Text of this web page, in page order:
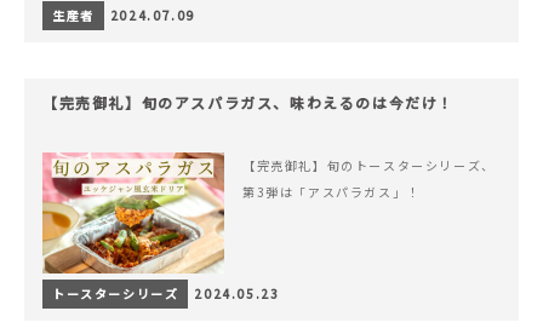
生産者 2024.07.09
【完売御礼】旬のアスパラガス、味わえるのは今だけ！
【完売御礼】旬のトースターシリーズ、
第3弾は「アスパラガス」！
トースターシリーズ 2024.05.23